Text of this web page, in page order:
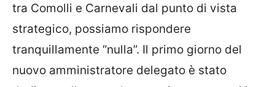
tra Comolli e Carnevali dal punto di vista
strategico, possiamo rispondere
tranquillamente “nulla”. Il primo giorno del
nuovo amministratore delegato è stato